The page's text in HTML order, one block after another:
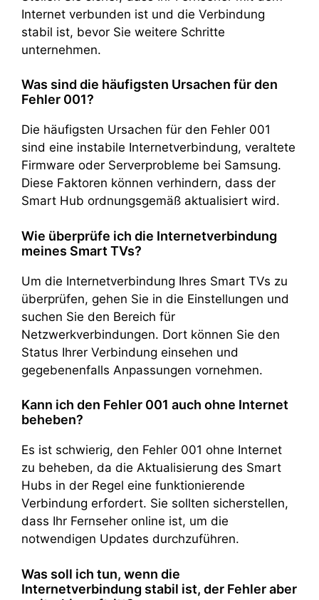
Internet verbunden ist und die Verbindung
stabil ist, bevor Sie weitere Schritte
unternehmen.
Was sind die häufigsten Ursachen für den
Fehler 001?
Die häufigsten Ursachen für den Fehler 001
sind eine instabile Internetverbindung, veraltete
Firmware oder Serverprobleme bei Samsung.
Diese Faktoren können verhindern, dass der
Smart Hub ordnungsgemäß aktualisiert wird.
Wie überprüfe ich die Internetverbindung
meines Smart TVs?
Um die Internetverbindung Ihres Smart TVs zu
überprüfen, gehen Sie in die Einstellungen und
suchen Sie den Bereich für
Netzwerkverbindungen. Dort können Sie den
Status Ihrer Verbindung einsehen und
gegebenenfalls Anpassungen vornehmen.
Kann ich den Fehler 001 auch ohne Internet
beheben?
Es ist schwierig, den Fehler 001 ohne Internet
zu beheben, da die Aktualisierung des Smart
Hubs in der Regel eine funktionierende
Verbindung erfordert. Sie sollten sicherstellen,
dass Ihr Fernseher online ist, um die
notwendigen Updates durchzuführen.
Was soll ich tun, wenn die
Internetverbindung stabil ist, der Fehler aber